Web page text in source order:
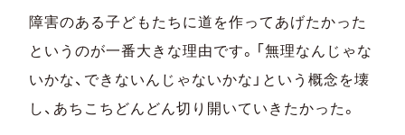
障害のある子どもたちに道を作ってあげたかった
というのが一番大きな理由です。「無理なんじゃな
いかな、できないんじゃないかな」という概念を壊
し、あちこちどんどん切り開いていきたかった。